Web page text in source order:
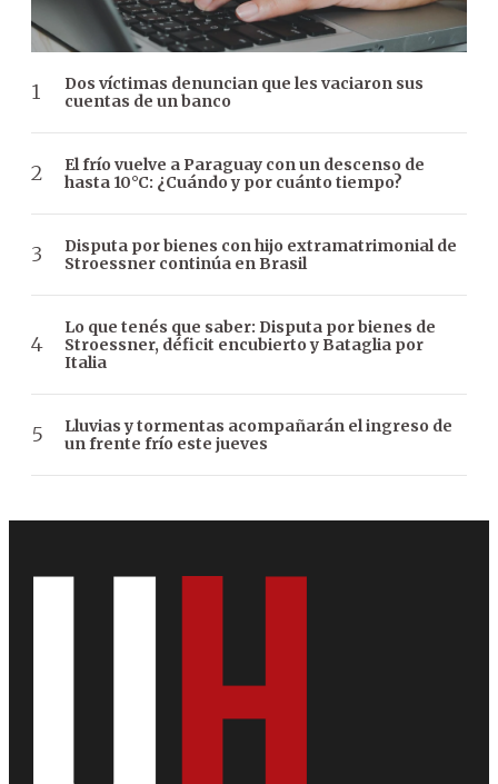
Dos víctimas denuncian que les vaciaron sus
cuentas de un banco
El frío vuelve a Paraguay con un descenso de
hasta 10°C: ¿Cuándo y por cuánto tiempo?
Disputa por bienes con hijo extramatrimonial de
Stroessner continúa en Brasil
Lo que tenés que saber: Disputa por bienes de
Stroessner, déficit encubierto y Bataglia por
Italia
Lluvias y tormentas acompañarán el ingreso de
un frente frío este jueves